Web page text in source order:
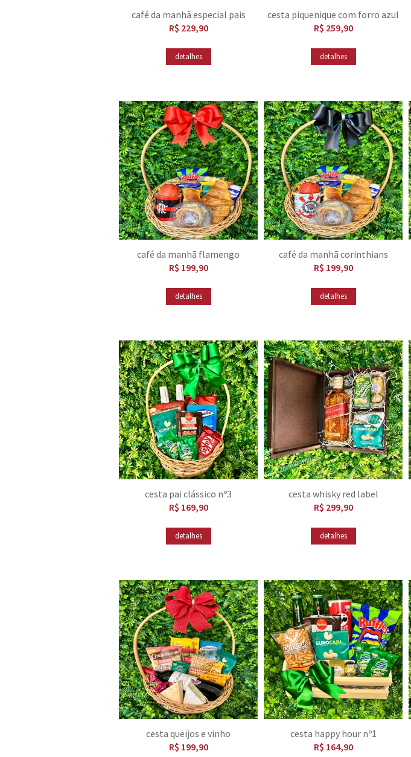
café da manhã especial pais
R$ 229,90
detalhes
cesta piquenique com forro azul
R$ 259,90
detalhes
café da manhã flamengo
R$ 199,90
detalhes
café da manhã corinthians
R$ 199,90
detalhes
cesta pai clássico nº3
R$ 169,90
detalhes
cesta whisky red label
R$ 299,90
detalhes
cesta queijos e vinho
R$ 199,90
cesta happy hour nº1
R$ 164,90